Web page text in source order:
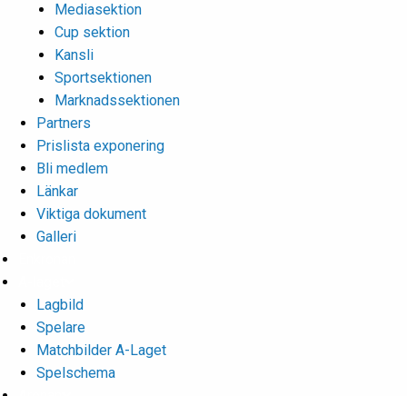
Mediasektion
Cup sektion
Kansli
Sportsektionen
Marknadssektionen
Partners
Prislista exponering
Bli medlem
Länkar
Viktiga dokument
Galleri
Lagbild
Spelare
Matchbilder A-Laget
Spelschema